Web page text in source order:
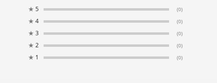
★ 5 (0)
★ 4 (0)
★ 3 (0)
★ 2 (0)
★ 1 (0)